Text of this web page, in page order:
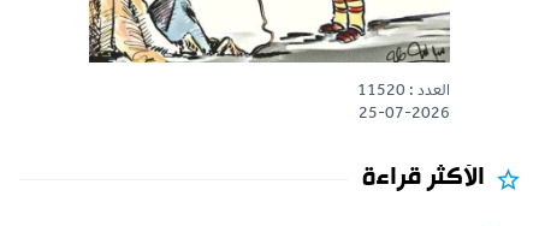
العدد : 11520
25-07-2026
الأكثر قراءة